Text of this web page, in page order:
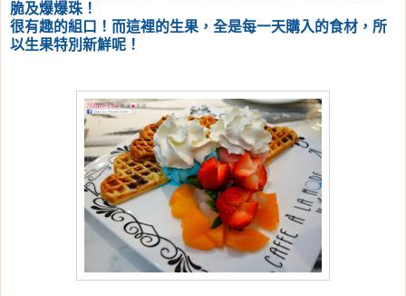
脆及爆爆珠！
很有趣的組口！而這裡的生果，全是每一天購入的食材，所
以生果特別新鮮呢！